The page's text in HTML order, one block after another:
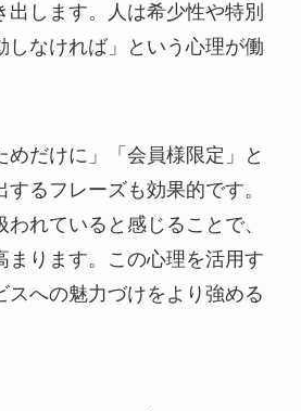
出します。人は希少性や特別
しなければ」という心理が働
めだけに」「会員様限定」と
るフレーズも効果的です。
れていると感じることで、
まります。この心理を活用す
スへの魅力づけをより強める